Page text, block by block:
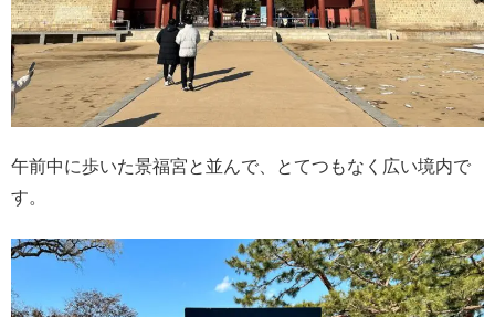
午前中に歩いた景福宮と並んで、とてつもなく広い境内で
す。